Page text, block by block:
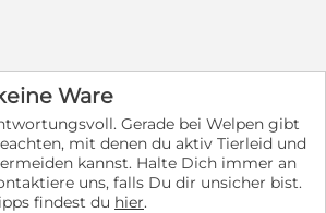
Ware
Gerade bei Welpen gibt
mit denen du aktiv Tierleid und
kannst. Halte Dich immer an
uns, falls Du dir unsicher bist.
findest du hier.